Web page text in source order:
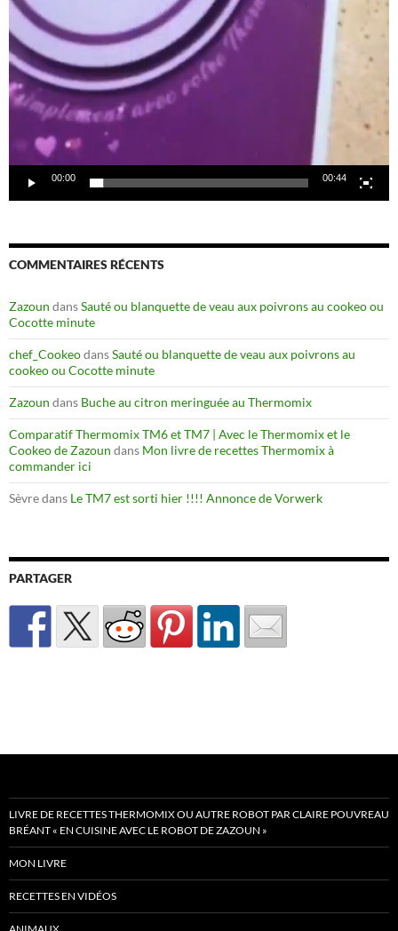
00:00 00:44
COMMENTAIRES RÉCENTS
Zazoun dansSauté ou blanquette de veau aux poivrons au cookeo ou
Cocotte minute
chef_CookeodansSauté ou blanquette de veau aux poivrons au
cookeo ou Cocotte minute
Zazoun dans Buche au citron meringuée au Thermomix
Comparatif Thermomix TM6 et TM7 | Avec le Thermomix et le
Cookeo de Zazoun dans Mon livre de recettes Thermomix à
commander ici
Sèvredans Le TM7 est sorti hier !!!! Annonce de Vorwerk
PARTAGER
LIVRE DE RECETTES THERMOMIX OU AUTRE ROBOT PAR CLAIRE POUVREAU
BRÉANT « EN CUISINE AVEC LE ROBOT DE ZAZOUN »
MON LIVRE
RECETTES EN VIDÉOS